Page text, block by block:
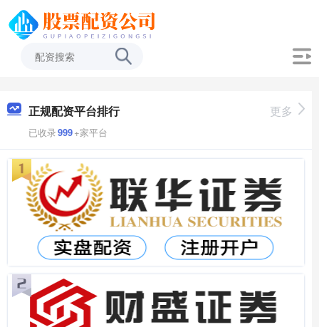
正规配资平台排行
已收录999+家平台
更多